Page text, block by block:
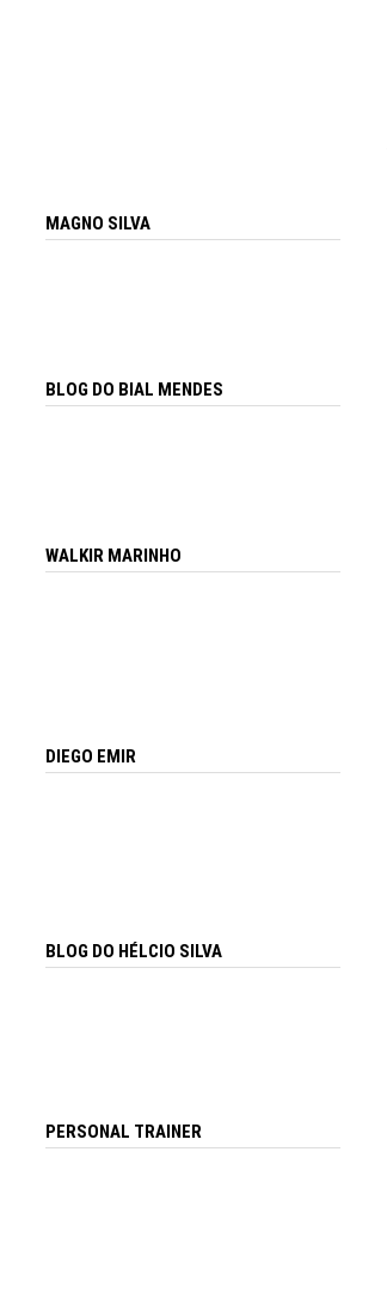
MAGNO SILVA
BLOG DO BIAL MENDES
WALKIR MARINHO
DIEGO EMIR
BLOG DO HÉLCIO SILVA
PERSONAL TRAINER